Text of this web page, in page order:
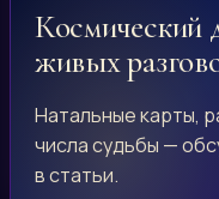
Космический
живых
Натальные карты,
числа судьбы —
в статьи.